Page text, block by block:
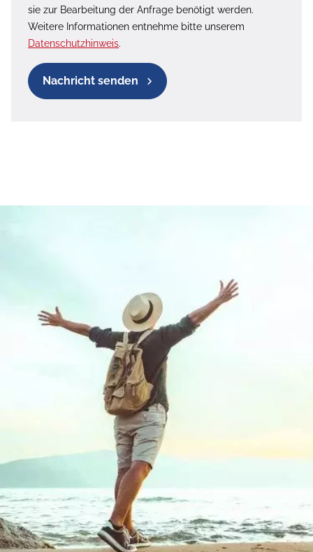
sie zur Bearbeitung der Anfrage benötigt werden.
Weitere Informationen entnehme bitte unserem
Datenschutzhinweis.
Nachricht senden